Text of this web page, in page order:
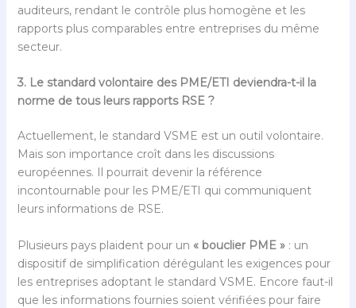
auditeurs, rendant le contrôle plus homogène et les
rapports plus comparables entre entreprises du même
secteur.
3. Le standard volontaire des PME/ETI deviendra-t-il la
norme de tous leurs rapports RSE ?
Actuellement, le standard VSME est un outil volontaire.
Mais son importance croît dans les discussions
européennes. Il pourrait devenir la référence
incontournable pour les PME/ETI qui communiquent
leurs informations de RSE.
Plusieurs pays plaident pour un « bouclier PME »: un
dispositif de simplification dérégulant les exigences pour
les entreprises adoptant le standard VSME. Encore faut-il
que les informations fournies soient vérifiées pour faire